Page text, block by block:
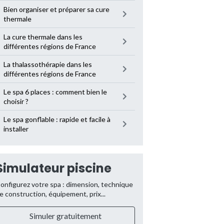
Bien organiser et préparer sa cure
thermale
La cure thermale dans les
différentes régions de France
La thalassothérapie dans les
différentes régions de France
Le spa 6 places : comment bien le
choisir ?
Le spa gonflable : rapide et facile à
installer
piscine
votre spa : dimension, technique
construction, équipement, prix...
Simuler gratuitement